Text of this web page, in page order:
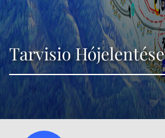
Tarvisio Hójelentése